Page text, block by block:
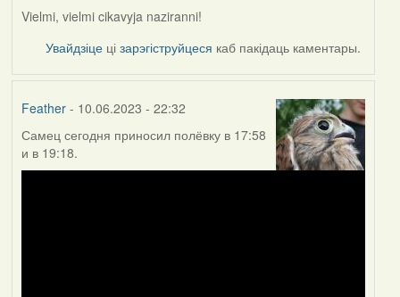
Vielmi, vielmi cikavyja naziranni!
Увайдзіце цізарэгіструйцеся каб пакідаць каментары.
Feather- 10.06.2023 - 22:32
Самец сегодня приносил полёвку в 17:58
и в 19:18.